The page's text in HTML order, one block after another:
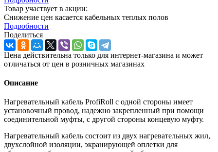
Товар участвует в акции:
Снижение цен касается кабельных теплых полов
Подробности
Поделиться
Цена действительна только для интернет-магазина и может
отличаться от цен в розничных магазинах
Описание
Нагревательный кабель ProfiRoll с одной стороны имеет
установочный провод, надежно закрепленный при помощи
соединительной муфты, с другой стороны концевую муфту.
Нагревательный кабель состоит из двух нагревательных жил,
двухслойной изоляции, экранирующей оплетки для